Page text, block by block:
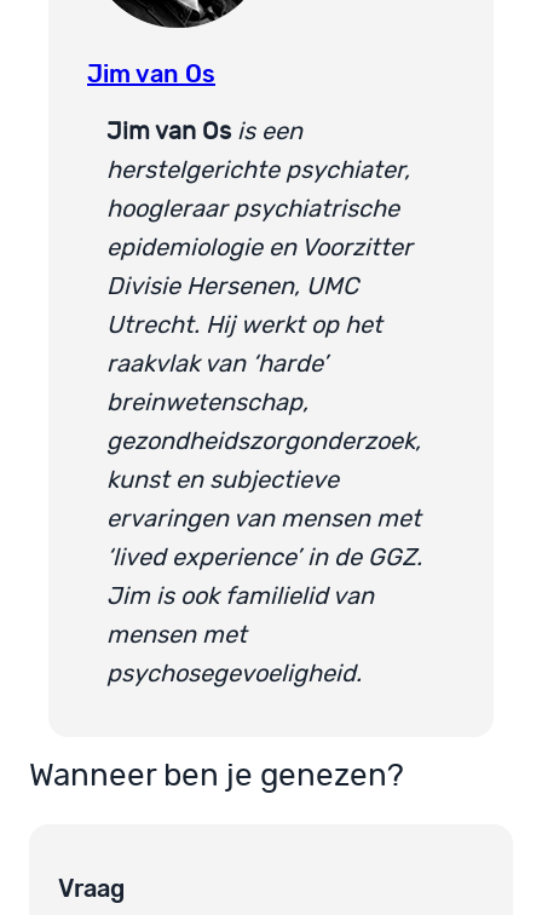
Jim van Os
Jim van Os is een
herstelgerichte psychiater,
hoogleraar psychiatrische
epidemiologie en Voorzitter
Divisie Hersenen, UMC
Utrecht. Hij werkt op het
raakvlak van ‘harde’
breinwetenschap,
gezondheidszorgonderzoek,
kunst en subjectieve
ervaringen van mensen met
‘lived experience’ in de GGZ.
Jim is ook familielid van
mensen met
psychosegevoeligheid.
Wanneer ben je genezen?
Vraag